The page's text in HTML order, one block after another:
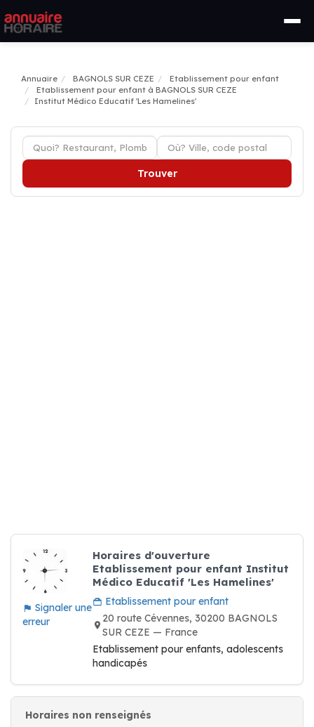
Annuaire BAGNOLS SUR CEZE
Etablissement pour enfant
Etablissement pour enfant à BAGNOLS SUR CEZE
Institut Médico Educatif 'Les Hamelines'
Trouver
Signaler une
erreur
Horaires d'ouverture
Etablissement pour enfant Institut
Médico Educatif 'Les Hamelines'
Etablissement pour enfant
20 route Cévennes, 30200 BAGNOLS
SUR CEZE — France
Etablissement pour enfants, adolescents
handicapés
Horaires non renseignés